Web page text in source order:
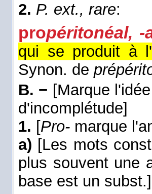
2. P. ext., rare:
propéritonéal, -
qui se produit à
Synon. de
B. − [Marque
d'incomplétude]
1. [Pro- marque
a) [Les mots
plus souvent une
base est un subst.]